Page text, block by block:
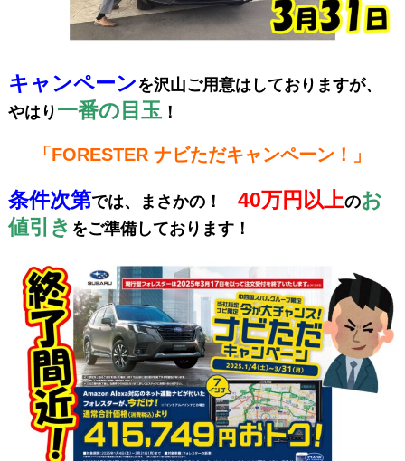
キャンペーンを沢山ご用意はしておりますが、
やはり 一番の目玉！
「FORESTER ナビただキャンペーン！」
条件次第では、まさかの！ 40万円以上のお
値引き をご準備しております！